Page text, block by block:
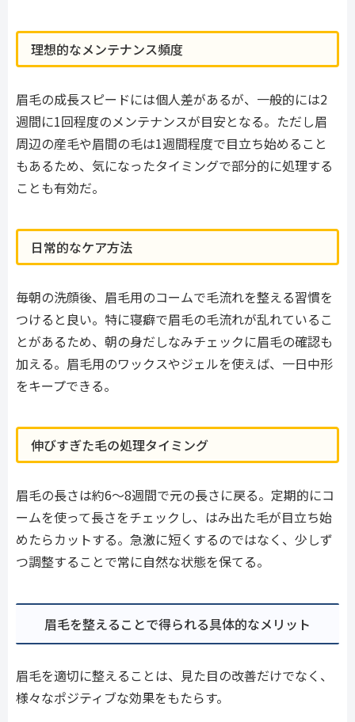
理想的なメンテナンス頻度
眉毛の成長スピードには個人差があるが、一般的には2
週間に1回程度のメンテナンスが目安となる。ただし眉
周辺の産毛や眉間の毛は1週間程度で目立ち始めること
もあるため、気になったタイミングで部分的に処理する
ことも有効だ。
日常的なケア方法
毎朝の洗顔後、眉毛用のコームで毛流れを整える習慣を
つけると良い。特に寝癖で眉毛の毛流れが乱れているこ
とがあるため、朝の身だしなみチェックに眉毛の確認も
加える。眉毛用のワックスやジェルを使えば、一日中形
をキープできる。
伸びすぎた毛の処理タイミング
眉毛の長さは約6〜8週間で元の長さに戻る。定期的にコ
ームを使って長さをチェックし、はみ出た毛が目立ち始
めたらカットする。急激に短くするのではなく、少しず
つ調整することで常に自然な状態を保てる。
眉毛を整えることで得られる具体的なメリット
眉毛を適切に整えることは、見た目の改善だけでなく、
様々なポジティブな効果をもたらす。